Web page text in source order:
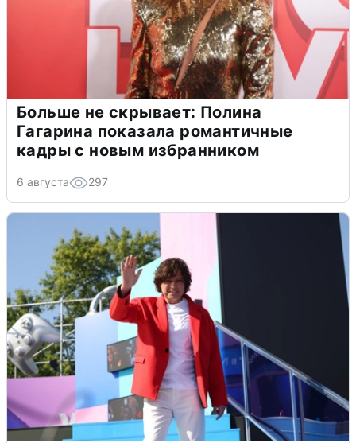
Больше не скрывает: Полина
Гагарина показала романтичные
кадры с новым избранником
6 августа 297